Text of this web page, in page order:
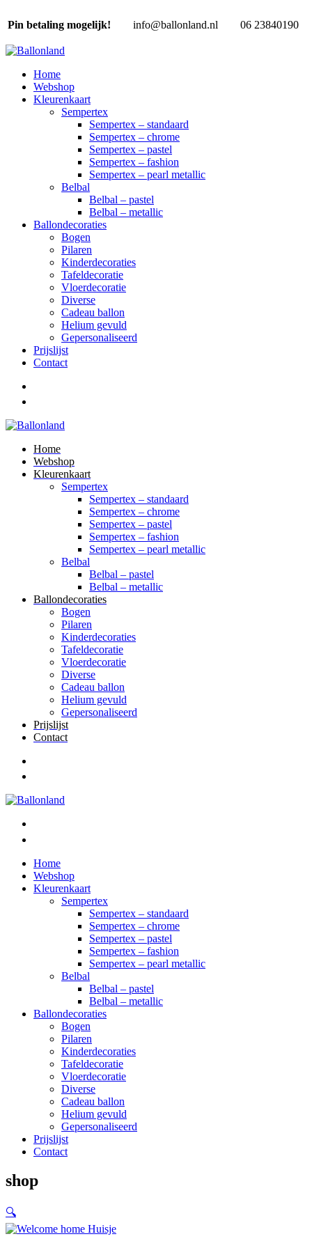
Pin betaling mogelijk! info@ballonland.nl 06 23840190
Home
Webshop
Kleurenkaart
Sempertex
Sempertex – standaard
Sempertex – chrome
Sempertex – pastel
Sempertex – fashion
Sempertex – pearl metallic
Belbal
Belbal – pastel
Belbal – metallic
Ballondecoraties
Bogen
Pilaren
Kinderdecoraties
Tafeldecoratie
Vloerdecoratie
Diverse
Cadeau ballon
Helium gevuld
Gepersonaliseerd
Prijslijst
Contact
Home
Webshop
Kleurenkaart
Sempertex
Sempertex – standaard
Sempertex – chrome
Sempertex – pastel
Sempertex – fashion
Sempertex – pearl metallic
Belbal
Belbal – pastel
Belbal – metallic
Ballondecoraties
Bogen
Pilaren
Kinderdecoraties
Tafeldecoratie
Vloerdecoratie
Diverse
Cadeau ballon
Helium gevuld
Gepersonaliseerd
Prijslijst
Contact
Home
Webshop
Kleurenkaart
Sempertex
Sempertex – standaard
Sempertex – chrome
Sempertex – pastel
Sempertex – fashion
Sempertex – pearl metallic
Belbal
Belbal – pastel
Belbal – metallic
Ballondecoraties
Bogen
Pilaren
Kinderdecoraties
Tafeldecoratie
Vloerdecoratie
Diverse
Cadeau ballon
Helium gevuld
Gepersonaliseerd
Prijslijst
Contact
shop
🔍